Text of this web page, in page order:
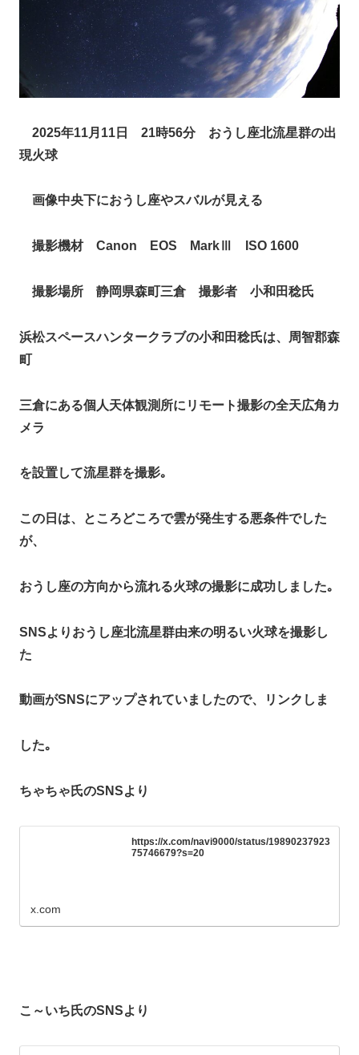
2025年11月11日 21時56分 おうし座北流星群の出
現火球
画像中央下におうし座やスバルが見える
撮影機材 Canon EOS MarkⅢ ISO 1600
撮影場所 静岡県森町三倉 撮影者 小和田稔氏
浜松スペースハンタークラブの小和田稔氏は、周智郡森
町
三倉にある個人天体観測所にリモート撮影の全天広角カ
メラ
を設置して流星群を撮影｡
この日は、ところどころで雲が発生する悪条件でした
が、
おうし座の方向から流れる火球の撮影に成功しました｡
SNSよりおうし座北流星群由来の明るい火球を撮影し
た
動画がSNSにアップされていましたので、リンクしま
した｡
ちゃちゃ氏のSNSより
https://x.com/navi9000/status/19890237923
75746679?s=20
x.com
こ～いち氏のSNSより